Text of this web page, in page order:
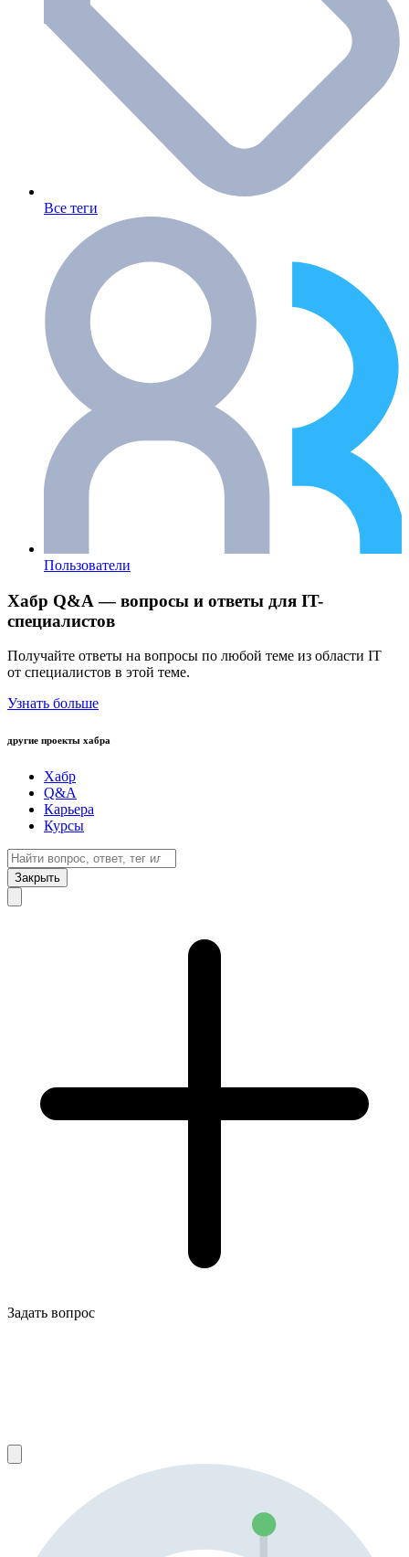
Все теги
Пользователи
Хабр Q&A — вопросы и ответы для IT-
специалистов
Получайте ответы на вопросы по любой теме из области IT
от специалистов в этой теме.
Узнать больше
другие проекты хабра
Хабр
Q&A
Карьера
Курсы
Закрыть
Задать вопрос